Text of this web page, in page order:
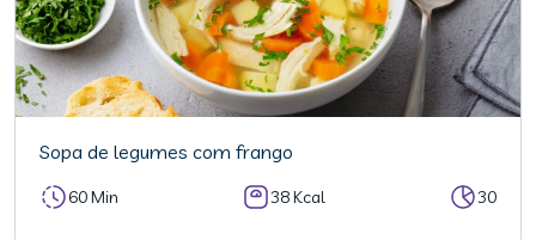
Sopa de legumes com frango
60 Min 38 Kcal 30